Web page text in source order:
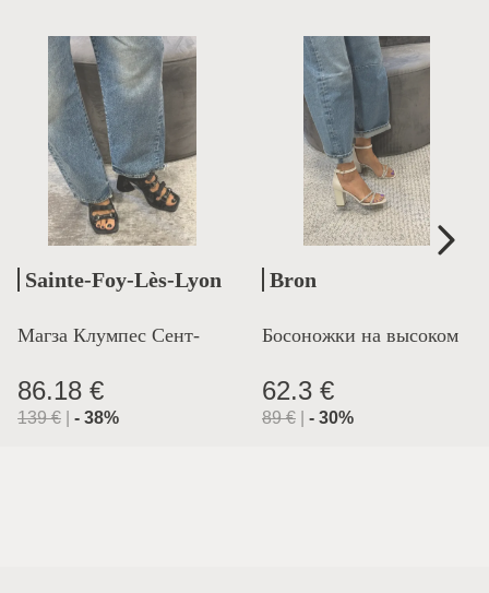
Sainte-Foy-Lès-Lyon
Магза Клумпес Сент-
Лион
86.18 €
139€ - 38%
Bron
Босоножки на высоком
каблуке
62.3 €
89€ - 30%